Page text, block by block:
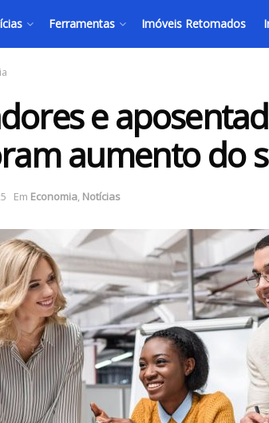
Ferramentas Imóveis Retomados
e
aumento do
Em Economia, Notícias